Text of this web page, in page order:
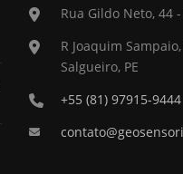
Rua Gildo Neto, 44 -
R Joaquim
Salgueiro, PE
+55 (81) 97915-9444